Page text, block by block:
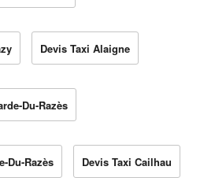
Devis Taxi Alaigne
Du-Razès
Du-Razès Devis Taxi Cailhau